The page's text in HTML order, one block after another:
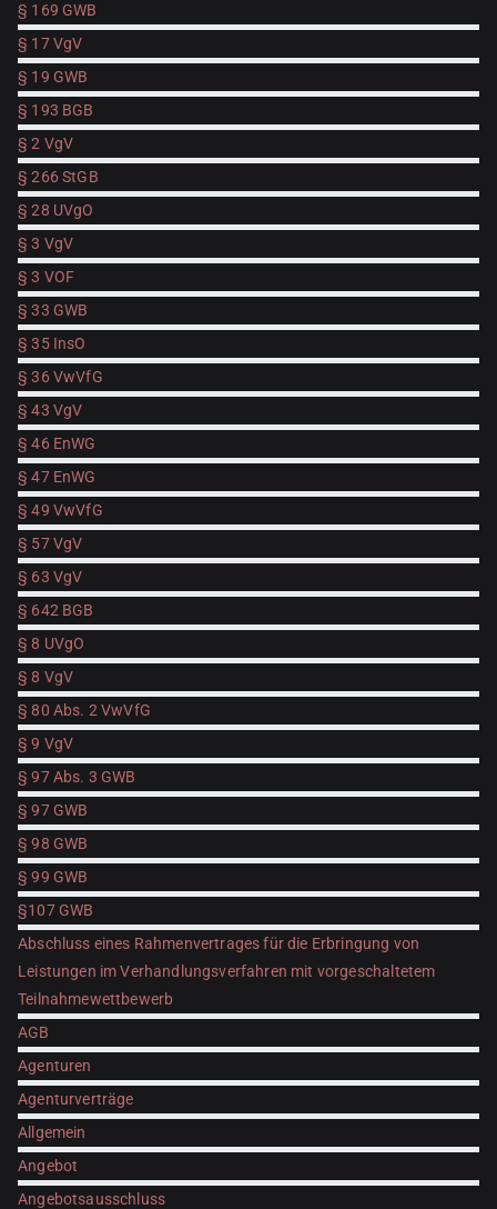
§ 169 GWB
§ 17 VgV
§ 19 GWB
§ 193 BGB
§ 2 VgV
§ 266 StGB
§ 28 UVgO
§ 3 VgV
§ 3 VOF
§ 33 GWB
§ 35 InsO
§ 36 VwVfG
§ 43 VgV
§ 46 EnWG
§ 47 EnWG
§ 49 VwVfG
§ 57 VgV
§ 63 VgV
§ 642 BGB
§ 8 UVgO
§ 8 VgV
§ 80 Abs. 2 VwVfG
§ 9 VgV
§ 97 Abs. 3 GWB
§ 97 GWB
§ 98 GWB
§ 99 GWB
§107 GWB
Abschluss eines Rahmenvertrages für die Erbringung von
Leistungen im Verhandlungsverfahren mit vorgeschaltetem
Teilnahmewettbewerb
AGB
Agenturen
Agenturverträge
Allgemein
Angebot
Angebotsausschluss